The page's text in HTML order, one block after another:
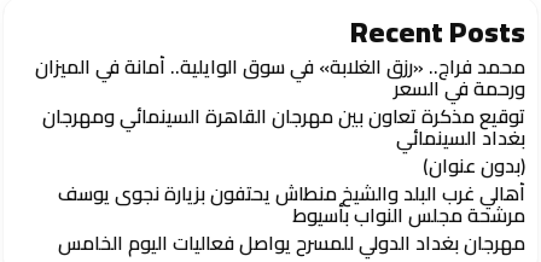
Recent Posts
محمد فراج.. «رزق الغلابة» في سوق الوايلية.. أمانة في الميزان
ورحمة في السعر
توقيع مذكرة تعاون بين مهرجان القاهرة السينمائي ومهرجان
بغداد السينمائي
(بدون عنوان)
أهالي غرب البلد والشيخ منطاش يحتفون بزيارة نجوى يوسف
مرشحة مجلس النواب بأسيوط
مهرجان بغداد الدولي للمسرح يواصل فعاليات اليوم الخامس